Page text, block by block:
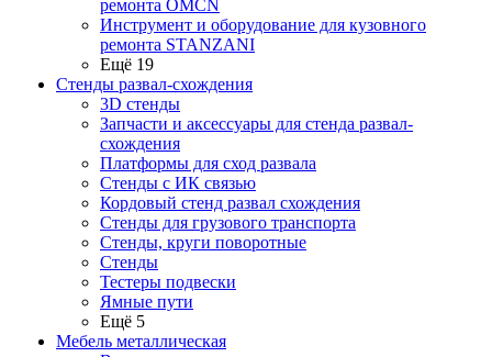
ремонта OMCN
Инструмент и оборудование для кузовного
ремонта STANZANI
Ещё 19
Стенды развал-схождения
3D стенды
Запчасти и аксессуары для стенда развал-
схождения
Платформы для сход развала
Стенды с ИК связью
Кордовый стенд развал схождения
Стенды для грузового транспорта
Стенды, круги поворотные
Стенды
Тестеры подвески
Ямные пути
Ещё 5
Мебель металлическая